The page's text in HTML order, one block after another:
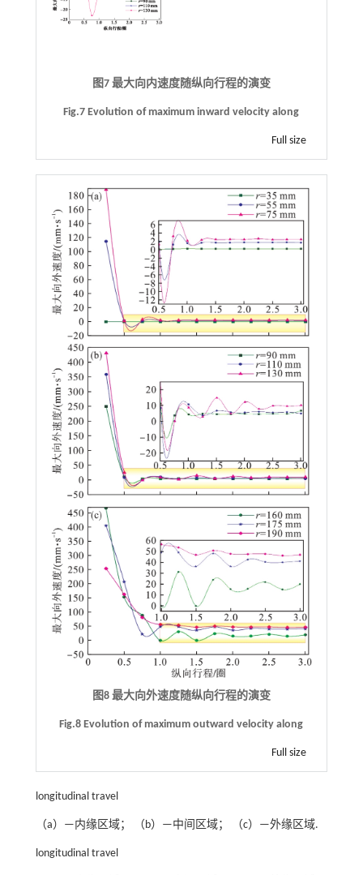
图7 最大向内速度随纵向行程的演变
Fig.7 Evolution of maximum inward velocity along
Full size
图8 最大向外速度随纵向行程的演变
Fig.8 Evolution of maximum outward velocity along
Full size
longitudinal travel
（a）—内缘区域； （b）—中间区域； （c）—外缘区域.
longitudinal travel